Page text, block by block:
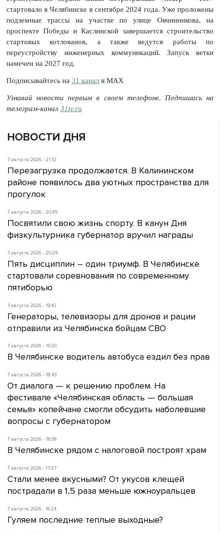
стартовало в Челябинске в сентябре 2024 года. Уже проложены
подземные трассы на участке по улице Овчинникова, на
проспекте Победы и Каслинской завершается строительство
стартовых котлованов, а также ведутся работы по
переустройству инженерных коммуникаций. Запуск ветки
намечен на 2027 год.
Подписывайтесь на 31 каналв МАХ
Узнавай новости первым в своем телефоне. Подпишись на
телеграм-канал 31tv.ru
НОВОСТИ ДНЯ
7 августа 2026 - 21:12
Перезагрузка продолжается. В Калининском
районе появилось два уютных пространства для
прогулок
7 августа 2026 - 20:45
Посвятили свою жизнь спорту. В канун Дня
физкультурника губернатор вручил награды
7 августа 2026 - 20:25
Пять дисциплин – один триумф. В Челябинске
стартовали соревнования по современному
пятиборью
7 августа 2026 - 19:42
Генераторы, телевизоры для дронов и рации
отправили из Челябинска бойцам СВО
7 августа 2026 - 19:20
В Челябинске водитель автобуса ездил без прав
7 августа 2026 - 18:43
От диалога — к решению проблем. На
фестивале «Челябинская область — большая
семья» копейчане смогли обсудить наболевшие
вопросы с губернатором
7 августа 2026 - 18:08
В Челябинске рядом с налоговой построят храм
7 августа 2026 - 17:27
Стали менее вкусными? От укусов клещей
пострадали в 1,5 раза меньше южноуральцев
7 августа 2026 - 16:24
Гуляем последние теплые выходные?